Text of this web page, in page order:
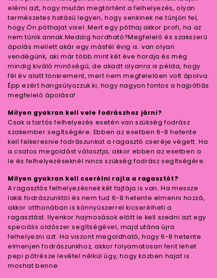
elérni azt, hogy miután megtörtént a felhelyezés, olyan
természetes hatású legyen, hogy senkinek ne tűnjön fel,
hogy Ön póthajat visel. Mert egy póthaj akkor profi, ha az
nem tűnik annak.Meddig hordható?Megfelelő és szakszerű
ápolás mellett akár egy másfél évig is. van olyan
vendégünk, aki már több mint két éve hordja és még
mindig kiváló minőségű, de akadt olyanra is példa, hogy
fél év alatt tönkrement, mert nem megfelelően volt ápolva.
Épp ezért hangsúlyozzuk ki, hogy nagyon fontos a hajpótlás
megfelelő ápolása!
Milyen gyakran kell vele fodrászhoz járni?
Csak a tartós felhelyezés esetén van szükség fodrász
szakember segítségére. Ebben az esetben 6-8 hetente
kell felkeresnie fodrászunkat a ragasztó cseréje végett. Ha
a csatos megoldást választja, akkor ebben az esetben a
le és felhelyezéseknél nincs szükség fodrász segítségére.
Milyen gyakran kell cserélni rajta a ragasztót?
A ragasztós felhelyezésnek két fajtája is van. Ha messze
lakik fodrászunktól és nem tud 6-8 hetente elmenni hozzá,
akkor otthonában is könnyűszerrel kicserélheti a
ragasztást. Ilyenkor hajmosások előtt le kell szedni azt egy
speciális oldószer segítségével, majd utána újra
felhelyezni azt. Ha viszont megoldható, hogy 6-8 hetente
elmenjen fodrászunkhoz, akkor folyamatosan fent lehet
pepi pótrésze levétel nélkül úgy, hogy közben hajat is
moshat benne.